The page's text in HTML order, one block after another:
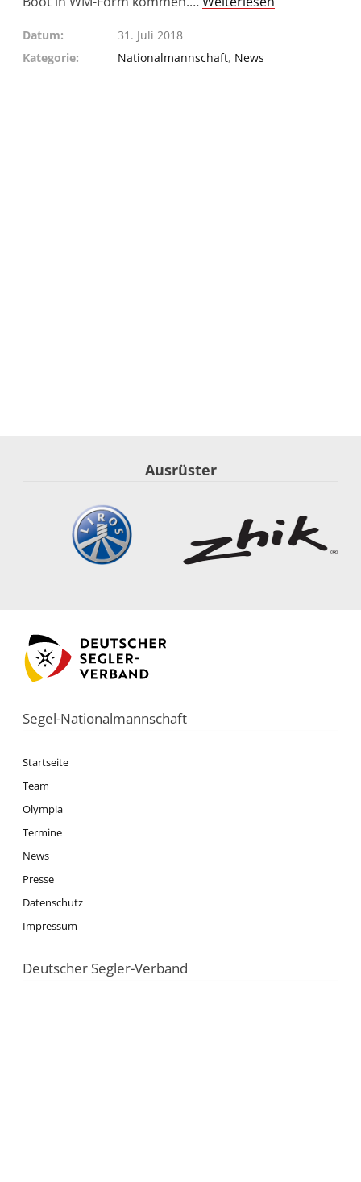
Datum
31. Juli 2018
Kategorie
Nationalmannschaft, News
Ausrüster
Segel-Nationalmannschaft
Startseite
Team
Olympia
Termine
News
Presse
Datenschutz
Impressum
Deutscher Segler-Verband